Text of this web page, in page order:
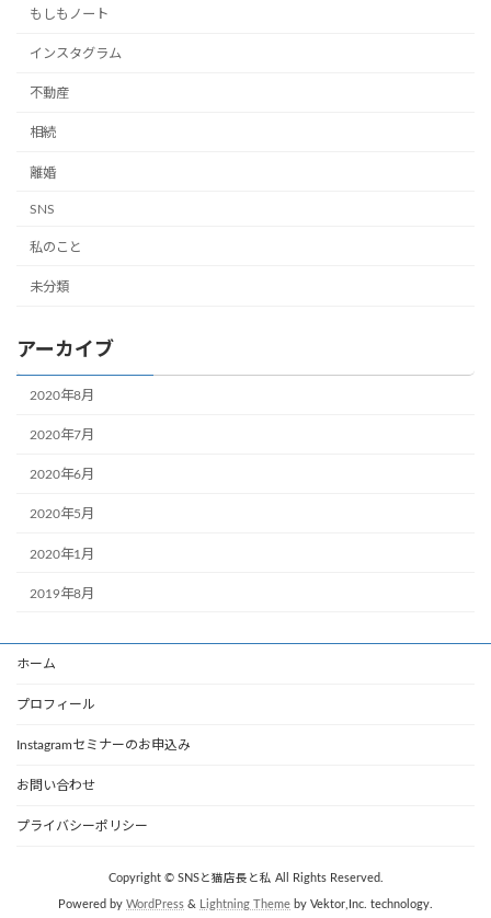
もしもノート
インスタグラム
不動産
相続
離婚
SNS
私のこと
未分類
アーカイブ
2020年8月
2020年7月
2020年6月
2020年5月
2020年1月
2019年8月
ホーム
プロフィール
Instagramセミナーのお申込み
お問い合わせ
プライバシーポリシー
Copyright © SNSと猫店長と私 All Rights Reserved.
Powered by WordPress & Lightning Theme by Vektor,Inc. technology.